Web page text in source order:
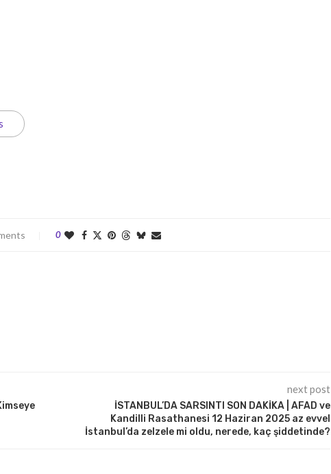
0
next post
İSTANBUL’DA SARSINTI SON DAKİKA | AFAD ve
Kandilli Rasathanesi 12 Haziran 2025 az evvel
İstanbul’da zelzele mi oldu, nerede, kaç şiddetinde?